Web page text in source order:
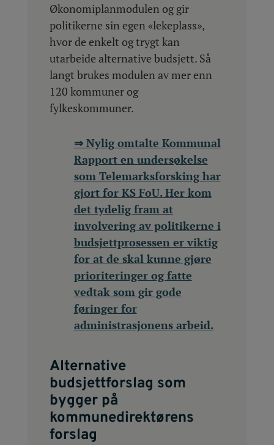
Økonomiplanmodulen og gir
politikerne sin egen «lekeplass»,
hvor de enkelt og trygt kan
utarbeide alternative budsjett. Så
langt brukes modulen av mer enn
120 kommuner og
fylkeskommuner.
⇒ Nylig omtalte Kommunal
Rapport en undersøkelse
som Telemarksforsking har
gjort for KS FoU. Her kom
det tydelig fram at
involvering av politikerne i
budsjettprosessen er viktig
for at de skal kunne gjøre
prioriteringer og fatte
vedtak som gir gode
føringer for
administrasjonens arbeid.
Alternative
budsjettforslag som
bygger på
kommunedirektørens
forslag